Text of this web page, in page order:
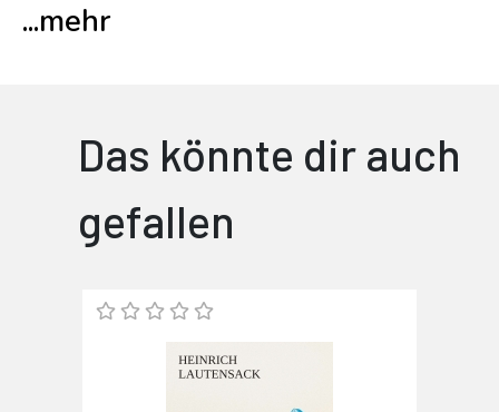
...mehr
Das könnte dir auch
gefallen